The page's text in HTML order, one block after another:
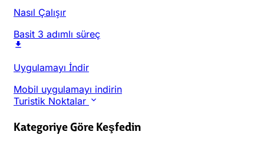
Nasıl Çalışır
Basit 3 adımlı süreç
Uygulamayı İndir
Mobil uygulamayı indirin
Turistik Noktalar
Kategoriye Göre Keşfedin